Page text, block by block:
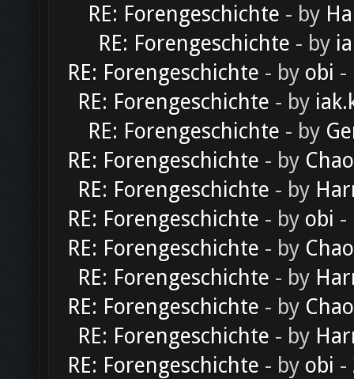
RE: Forengeschichte - by
RE: Forengeschichte - by
RE: Forengeschichte - by obi -
RE: Forengeschichte - by
RE: Forengeschichte - by
RE: Forengeschichte - by
RE: Forengeschichte - by
RE: Forengeschichte - by obi -
RE: Forengeschichte - by
RE: Forengeschichte - by
RE: Forengeschichte - by
RE: Forengeschichte - by
RE: Forengeschichte - by obi -